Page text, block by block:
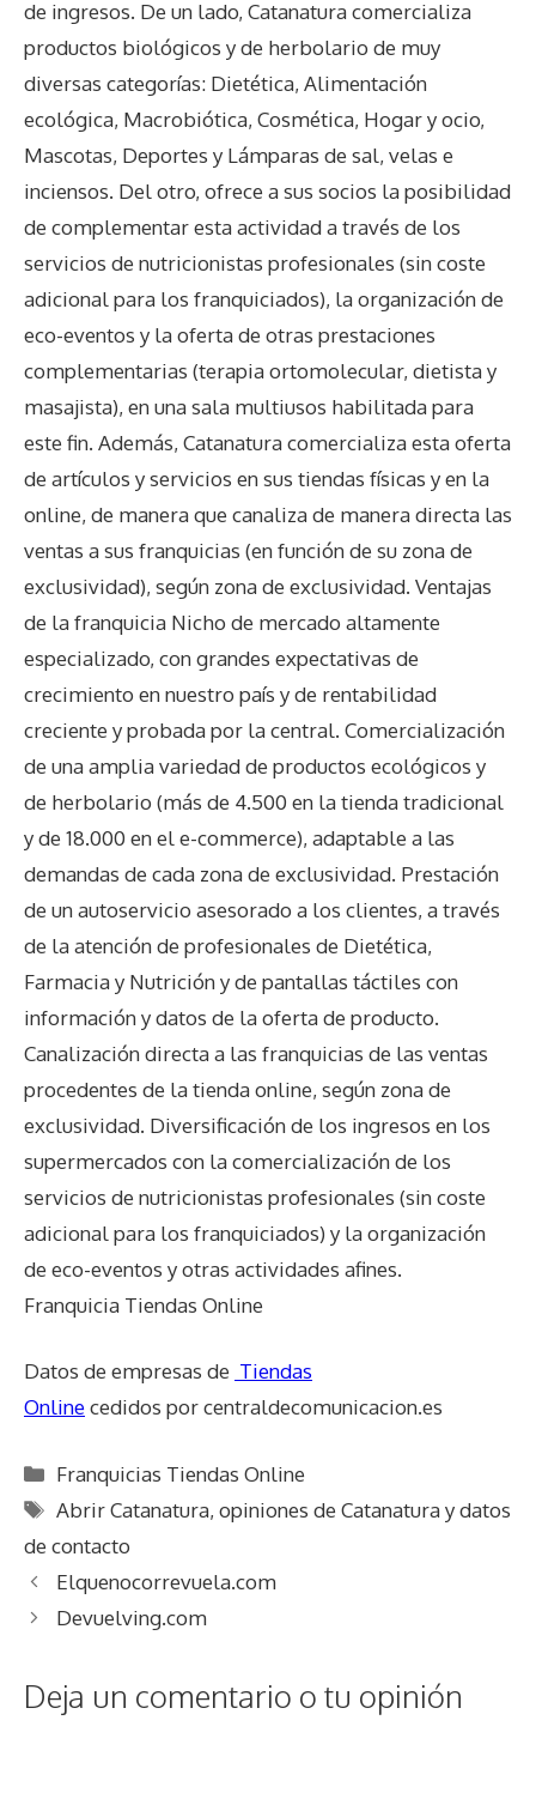
de ingresos. De un lado, Catanatura comercializa
productos biológicos y de herbolario de muy
diversas categorías: Dietética, Alimentación
ecológica, Macrobiótica, Cosmética, Hogar y ocio,
Mascotas, Deportes y Lámparas de sal, velas e
inciensos. Del otro, ofrece a sus socios la posibilidad
de complementar esta actividad a través de los
servicios de nutricionistas profesionales (sin coste
adicional para los franquiciados), la organización de
eco-eventos y la oferta de otras prestaciones
complementarias (terapia ortomolecular, dietista y
masajista), en una sala multiusos habilitada para
este fin. Además, Catanatura comercializa esta oferta
de artículos y servicios en sus tiendas físicas y en la
online, de manera que canaliza de manera directa las
ventas a sus franquicias (en función de su zona de
exclusividad), según zona de exclusividad. Ventajas
de la franquicia Nicho de mercado altamente
especializado, con grandes expectativas de
crecimiento en nuestro país y de rentabilidad
creciente y probada por la central. Comercialización
de una amplia variedad de productos ecológicos y
de herbolario (más de 4.500 en la tienda tradicional
y de 18.000 en el e-commerce), adaptable a las
demandas de cada zona de exclusividad. Prestación
de un autoservicio asesorado a los clientes, a través
de la atención de profesionales de Dietética,
Farmacia y Nutrición y de pantallas táctiles con
información y datos de la oferta de producto.
Canalización directa a las franquicias de las ventas
procedentes de la tienda online, según zona de
exclusividad. Diversificación de los ingresos en los
supermercados con la comercialización de los
servicios de nutricionistas profesionales (sin coste
adicional para los franquiciados) y la organización
de eco-eventos y otras actividades afines.
Franquicia Tiendas Online
Datos de empresas de Tiendas
Onlinecedidos por centraldecomunicacion.es
Categorías
Franquicias Tiendas Online
Etiquetas
Abrir Catanatura,opiniones de Catanatura y datos
de contacto
Elquenocorrevuela.com
Devuelving.com
Deja un comentario o tu opinión